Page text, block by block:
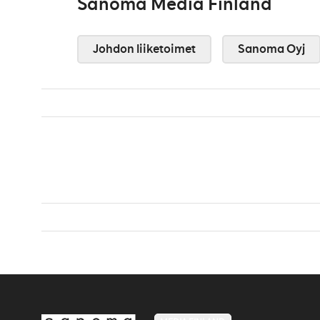
Johdon liiketoimet Sanoma Oyj